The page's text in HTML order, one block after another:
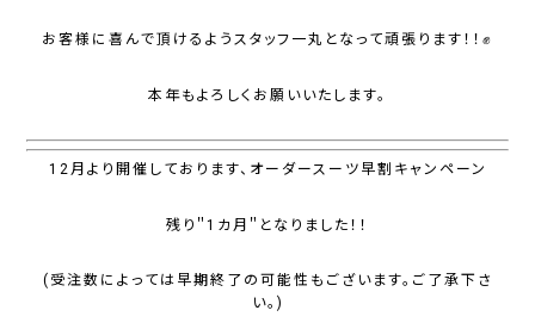
お客様に喜んで頂けるようスタッフ一丸となって頑張ります！！✊
本年もよろしくお願いいたします。
12月より開催しております、オーダースーツ早割キャンペーン
残り＂1カ月＂となりました！！
(受注数によっては早期終了の可能性もございます。ご了承下さ
い。)